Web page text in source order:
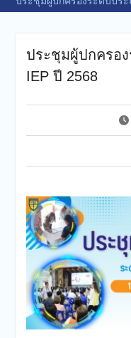
ภายในโรงเรี
การศึกษา 2569
กองอำนวยการ
ประเมินคุณภา
ดำเนินการที่เ
การศึกษา
ของกลุ่มสถา
เครือสารสาสน์
ประชุมผู้ปกครอ
IEP ปี 2568